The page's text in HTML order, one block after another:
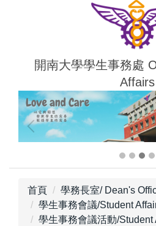
開南大學學生事務處
Affairs
首頁
學務長室/ Dean's
學生事務會議/Student
學生事務會議活動/Student